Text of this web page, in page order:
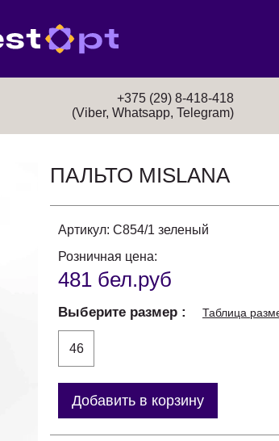
+375 (29) 8-418-418
(Viber, Whatsapp, Telegram)
ПАЛЬТО MISLANA
Артикул: С854/1 зеленый
Розничная цена:
481 бел.руб
Выберите размер Таблица
46
Добавить в корзину